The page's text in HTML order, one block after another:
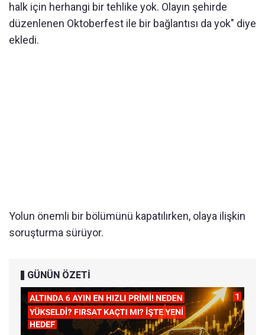
halk için herhangi bir tehlike yok. Olayın şehirde
düzenlenen Oktoberfest ile bir bağlantısı da yok" diye
ekledi.
Yolun önemli bir bölümünü kapatılırken, olaya ilişkin
soruşturma sürüyor.
GÜNÜN ÖZETİ